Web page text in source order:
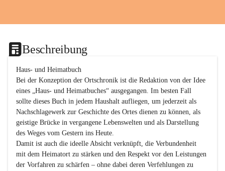
Beschreibung
Haus- und Heimatbuch
Bei der Konzeption der Ortschronik ist die Redaktion von der Idee
eines „Haus- und Heimatbuches“ ausgegangen. Im besten Fall
sollte dieses Buch in jedem Haushalt aufliegen, um jederzeit als
Nachschlagewerk zur Geschichte des Ortes dienen zu können, als
geistige Brücke in vergangene Lebenswelten und als Darstellung
des Weges vom Gestern ins Heute.
Damit ist auch die ideelle Absicht verknüpft, die Verbundenheit
mit dem Heimatort zu stärken und den Respekt vor den Leistungen
der Vorfahren zu schärfen – ohne dabei deren Verfehlungen zu